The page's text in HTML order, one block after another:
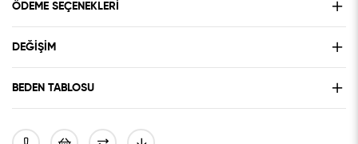
ÖDEME SEÇENEKLERI
DEĞIŞIM
BEDEN TABLOSU